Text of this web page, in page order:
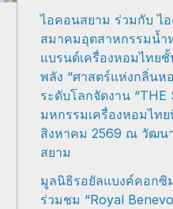
ไอคอนสยาม ร่วมกับ ไ
สมาคมอุตสาหกรรมน้ำ
แบรนด์เครื่องหอมไทย
พลัง “ศาสตร์แห่งกลิ่น
ระดับโลกจัดงาน “THE
มหกรรมเครื่องหอมไท
สิงหาคม 2569 ณ วัฒน
สยาม
มูลนิธิรอยัลแบงค์คอกซิ
ร่วมชม “Royal